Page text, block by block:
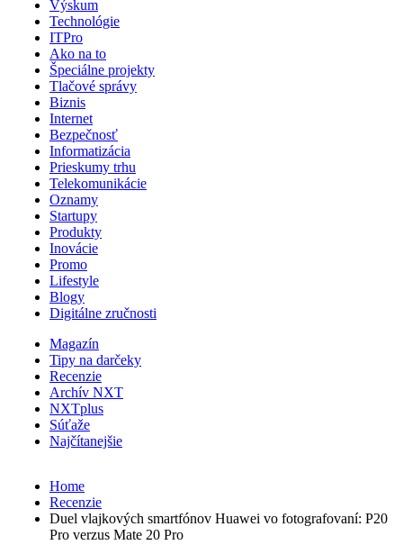
Výskum
Technológie
ITPro
Ako na to
Špeciálne projekty
Tlačové správy
Biznis
Internet
Bezpečnosť
Informatizácia
Prieskumy trhu
Telekomunikácie
Oznamy
Startupy
Produkty
Inovácie
Promo
Lifestyle
Blogy
Digitálne zručnosti
Magazín
Tipy na darčeky
Recenzie
Archív NXT
NXTplus
Súťaže
Najčítanejšie
Home
Recenzie
Duel vlajkových smartfónov Huawei vo fotografovaní: P20
Pro verzus Mate 20 Pro